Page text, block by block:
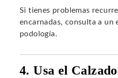
Si tienes problemas
encarnadas, consulta a un
podología.
4. Usa el